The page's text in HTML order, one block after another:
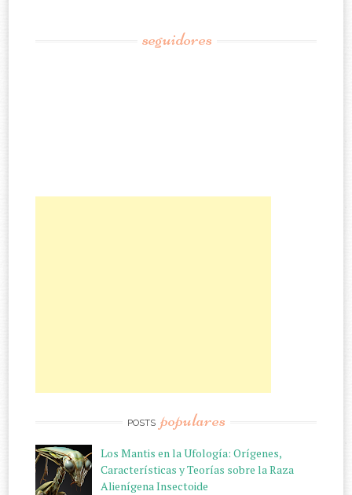
seguidores
POSTS populares
Los Mantis en la Ufología: Orígenes,
Características y Teorías sobre la Raza
Alienígena Insectoide